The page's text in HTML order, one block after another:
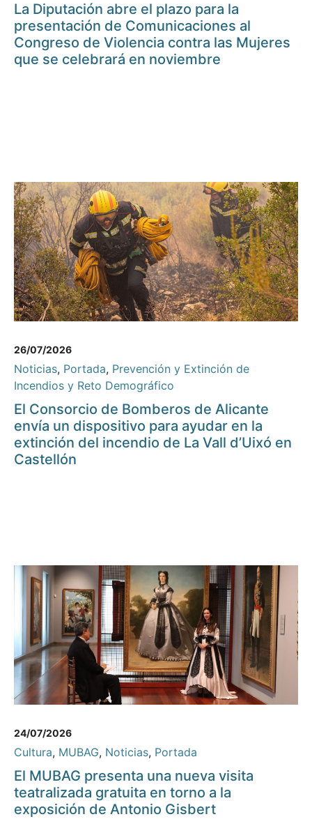
La Diputación abre el plazo para la
presentación de Comunicaciones al
Congreso de Violencia contra las Mujeres
que se celebrará en noviembre
26/07/2026
Noticias, Portada, Prevención y Extinción de
Incendios y Reto Demográfico
El Consorcio de Bomberos de Alicante
envía un dispositivo para ayudar en la
extinción del incendio de La Vall d’Uixó en
Castellón
24/07/2026
Cultura, MUBAG, Noticias, Portada
El MUBAG presenta una nueva visita
teatralizada gratuita en torno a la
exposición de Antonio Gisbert